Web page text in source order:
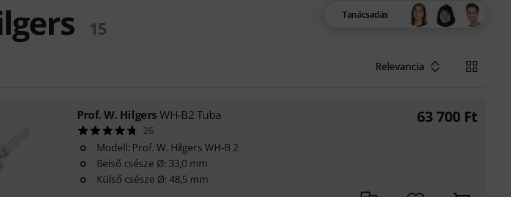
15
Tanácsadás
Relevancia
Prof. W. Hilgers WH-B2 Tuba
26
Modell: Prof. W. Hilgers WH-B 2
Belső csésze Ø: 33,0 mm
Külső csésze Ø: 48,5 mm
63 700 Ft